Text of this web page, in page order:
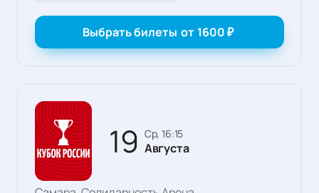
Выбрать билеты от 1600₽
19 ср, 16:15
Августа